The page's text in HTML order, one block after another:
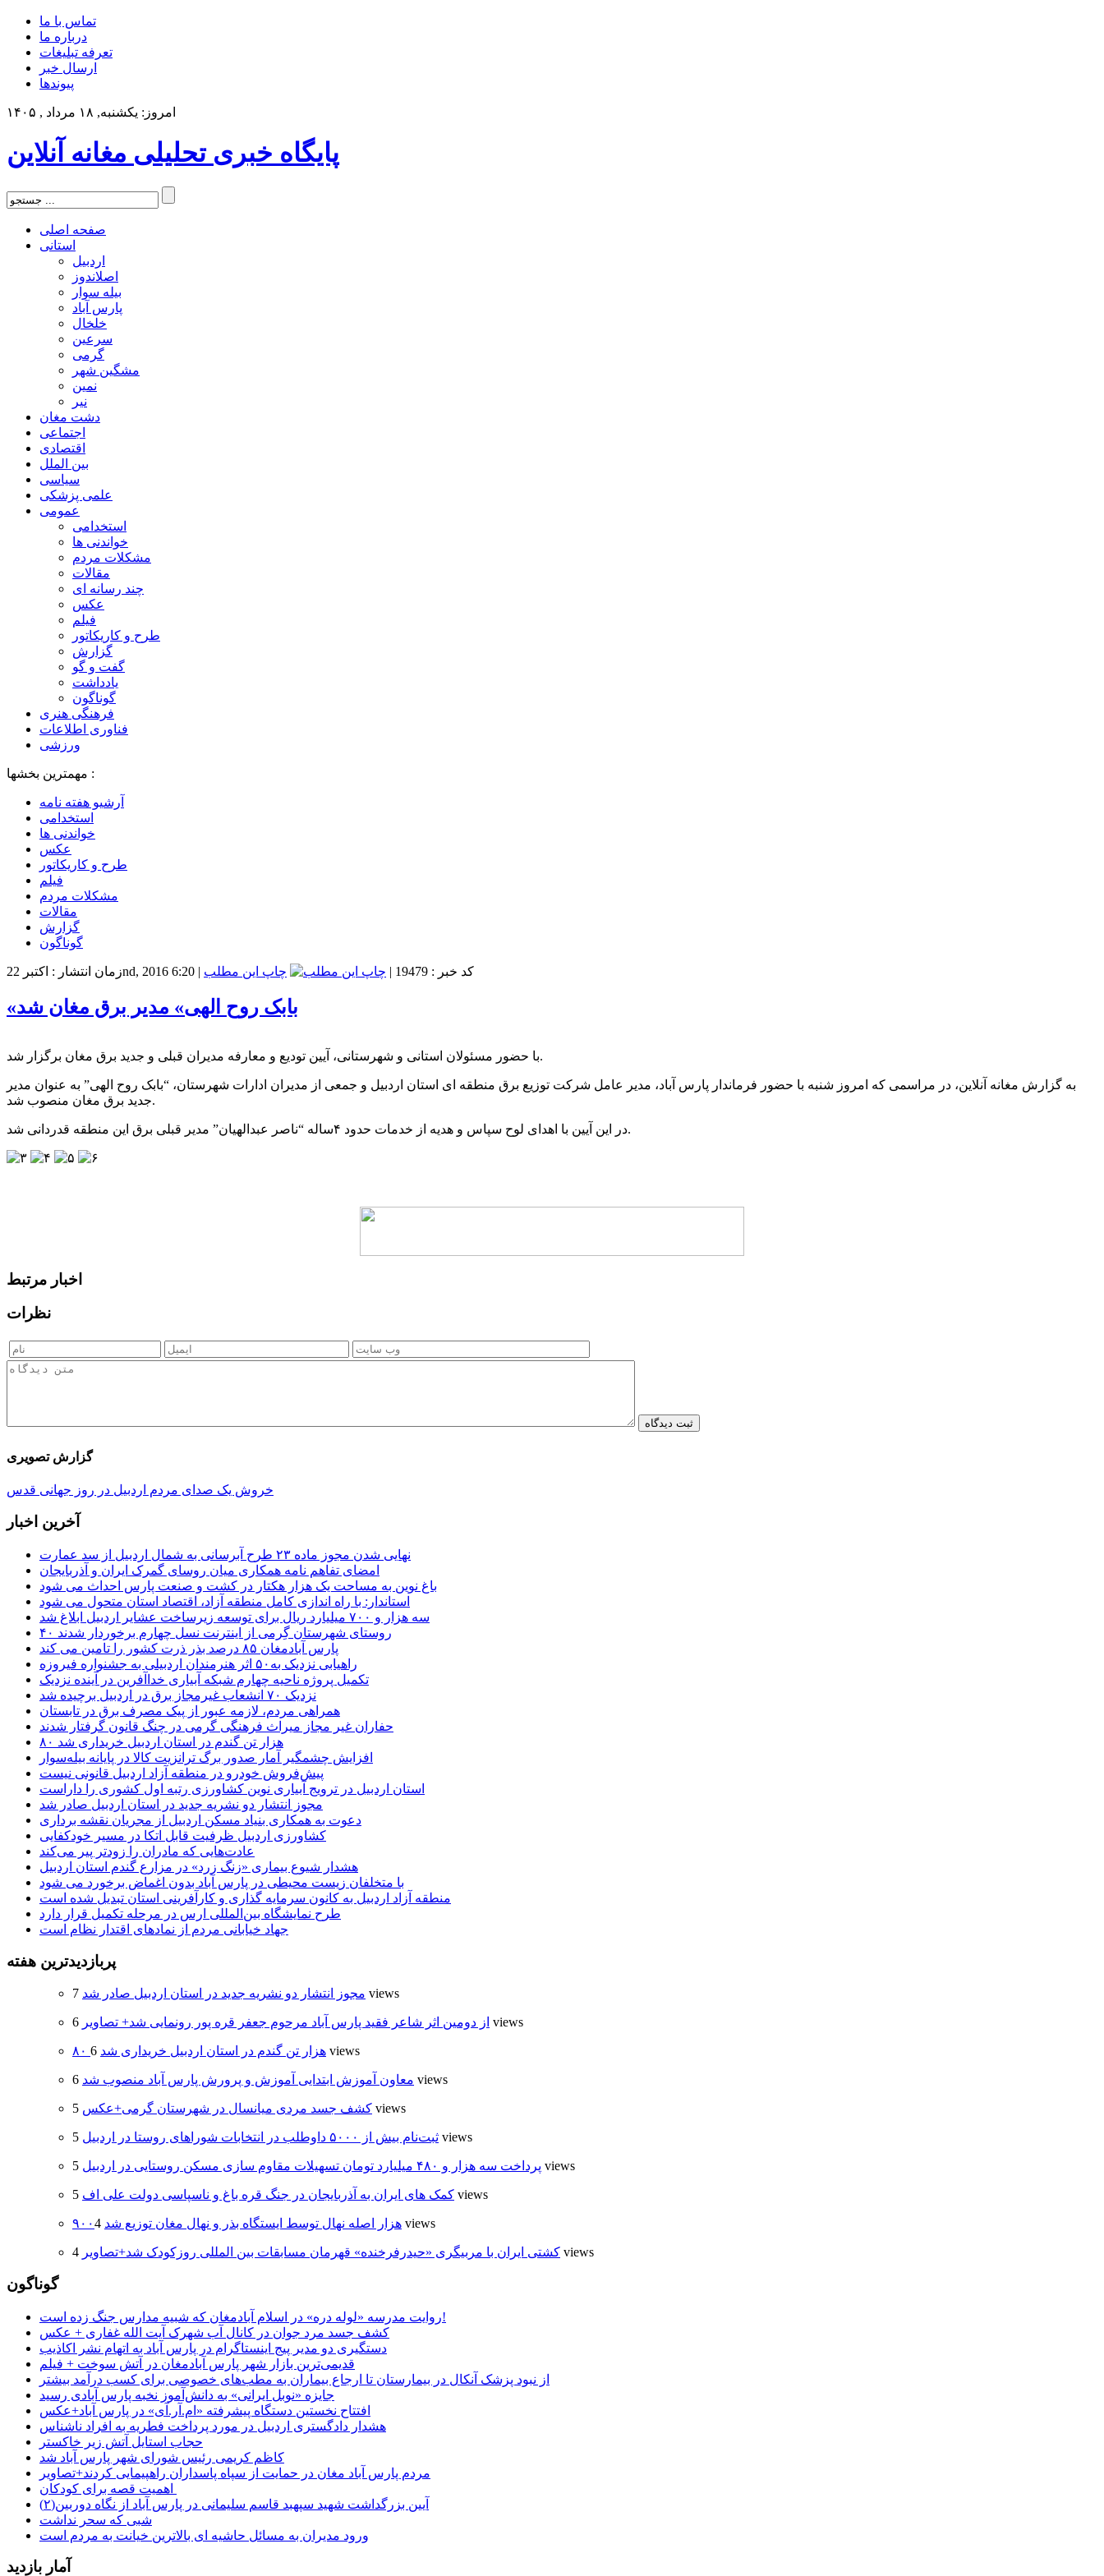
تماس با ما
درباره ما
تعرفه تبلیغات
ارسال خبر
پیوندها
امروز: یکشنبه, ۱۸ مرداد , ۱۴۰۵
پایگاه خبری تحلیلی مغانه آنلاین
صفحه اصلی
استانی
اردبیل
اصلاندوز
بیله سوار
پارس آباد
خلخال
سرعین
گرمی
مشگین شهر
نمین
نیر
دشت مغان
اجتماعی
اقتصادی
بین الملل
سیاسی
علمی پزشکی
عمومی
استخدامی
خواندنی ها
مشکلات مردم
مقالات
چند رسانه ای
عکس
فیلم
طرح و کاریکاتور
گزارش
گفت و گو
یادداشت
گوناگون
فرهنگی هنری
فناوری اطلاعات
ورزشی
مهمترین بخشها :
آرشیو هفته نامه
استخدامی
خواندنی ها
عکس
طرح و کاریکاتور
فیلم
مشکلات مردم
مقالات
گزارش
گوناگون
زمان انتشار : اکتبر 22nd, 2016 6:20 | کد خبر : 19479 | چاپ این مطلب
«بابک روح الهی» مدیر برق مغان شد
با حضور مسئولان استانی و شهرستانی، آیین تودیع و معارفه مدیران قبلی و جدید برق مغان برگزار شد.
به گزارش مغانه آنلاین، در مراسمی که امروز شنبه با حضور فرماندار پارس آباد، مدیر عامل شرکت توزیع برق منطقه ای استان اردبیل و جمعی از مدیران ادارات شهرستان، “بابک روح الهی” به عنوان مدیر
جدید برق مغان منصوب شد.
در این آیین با اهدای لوح سپاس و هدیه از خدمات حدود ۴ساله “ناصر عبدالهیان” مدیر قبلی برق این منطقه قدردانی شد.
اخبار مرتبط
نظرات
گزارش تصویری
خروش یک صدای مردم اردبیل در روز جهانی قدس
آخرین اخبار
نهایی شدن مجوز ماده ۲۳ طرح آبرسانی به شمال اردبیل از سد عمارت
امضای تفاهم نامه همکاری میان روسای گمرک ایران و آذربایجان
باغ نوین به مساحت یک هزار هکتار در کشت و صنعت پارس احداث می شود
استاندار: با راه اندازی کامل منطقه آزاد، اقتصاد استان متحول می شود
سه هزار و ۷۰۰ میلیارد ریال برای توسعه زیرساخت عشایر اردبیل ابلاغ شد
۴۰ روستای شهرستان گِرمی از اینترنت نسل چهارم برخوردار شدند
پارس آبادمغان ۸۵ درصد بذر ذرت کشور را تامین می کند
راهیابی نزدیک به۵۰ اثر هنرمندان اردبیلی به جشنواره فیروزه
تکمیل پروژه ناحیه چهارم شبکه آبیاری خداآفرین در آینده نزدیک
نزدیک ۷۰ انشعاب غیرمجاز برق در اردبیل برچیده شد
همراهی مردم، لازمه عبور از پیک مصرف برق در تابستان
حفاران غیر مجاز میراث فرهنگی گرمی در چنگ قانون گرفتار شدند
۸۰ هزار تن گندم در استان اردبیل خریداری شد
افزایش چشمگیر آمار صدور برگ ترانزیت کالا در پایانه بیله‌سوار
پیش‌فروش خودرو در منطقه آزاد اردبیل قانونی نیست
استان اردبیل در ترویج آبیاری نوین کشاورزی رتبه اول کشوری را داراست
مجوز انتشار دو نشریه جدید در استان اردبیل صادر شد
دعوت به همکاری بنیاد مسکن اردبیل از مجریان نقشه برداری
کشاورزی اردبیل ظرفیت قابل اتکا در مسیر خودکفایی
عادت‌هایی که مادران را زودتر پیر می‌کند
هشدار شیوع بیماری «زنگ زرد» در مزارع گندم استان اردبیل
با متخلفان زیست محیطی در پارس آباد بدون اغماض برخورد می شود
منطقه آزاد اردبیل به کانون سرمایه گذاری و کارآفرینی استان تبدیل شده است
طرح نمایشگاه بین‌المللی ارس در مرحله تکمیل قرار دارد
جهاد خیابانی مردم از نمادهای اقتدار نظام است
پربازدیدترین هفته
مجوز انتشار دو نشریه جدید در استان اردبیل صادر شد 7 views
از دومین اثر شاعر فقید پارس آباد مرحوم جعفر قره پور رونمایی شد+ تصاویر 6 views
۸۰ هزار تن گندم در استان اردبیل خریداری شد 6 views
معاون آموزش ابتدایی آموزش و پرورش پارس آباد منصوب شد 6 views
کشف جسد مردی میانسال در شهرستان گرمی+عکس 5 views
ثبت‌نام بیش از ۵۰۰۰ داوطلب در انتخابات شوراهای روستا در اردبیل 5 views
پرداخت سه هزار و ۴۸۰ میلیارد تومان تسهیلات مقاوم سازی مسکن روستایی در اردبیل 5 views
کمک های ایران به آذربایجان در جنگ قره باغ و ناسپاسی دولت علی اف 5 views
۹۰۰هزار اصله نهال توسط ایستگاه بذر و نهال مغان توزیع شد 4 views
کشتی ایران با مربیگری «حیدرفرخنده» قهرمان مسابقات بین المللی روزکودک شد+تصاویر 4 views
گوناگون
روایت مدرسه «لوله دره» در اسلام آبادمغان که شبیه مدارس جنگ زده است!
کشف جسد مرد جوان در کانال آب شهرک آیت الله غفاری + عکس
دستگیری دو مدیر پیج اینستاگرام در پارس آباد به اتهام نشر اکاذیب
قدیمی‌ترین بازار شهر پارس آبادمغان در آتش سوخت + فیلم
از نبود پزشک آنکال در بیمارستان تا ارجاع بیماران به مطب‌های خصوصی برای کسب درآمد بیشتر
جایزه «نوبل ایرانی» به دانش‌آموز نخبه پارس آبادی رسید
افتتاح نخستین دستگاه پیشرفته «ام.آر.آی» در پارس آباد+عکس
هشدار دادگستری اردبیل در مورد پرداخت فطریه به افراد ناشناس
حجاب استایل آتش زیر خاکستر
کاظم کریمی رئیس شورای شهر پارس آباد شد
مردم پارس آباد مغان در حمایت از سپاه پاسداران راهپیمایی کردند+تصاویر
آیین بزرگداشت شهید سپهبد قاسم سلیمانی در پارس آباد از نگاه دوربین(۲)
شبی که سحر نداشت
ورود مدیران به مسائل حاشیه ای بالاترین خیانت به مردم است
آمار بازدید